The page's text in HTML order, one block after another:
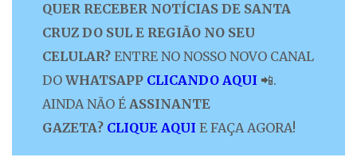
QUER RECEBER NOTÍCIAS DE SANTA
CRUZ DO SUL E REGIÃO NO SEU
CELULAR? ENTRE NO NOSSO NOVO CANAL
DO WHATSAPP CLICANDO AQUI 📲.
AINDA NÃO É ASSINANTE
GAZETA? CLIQUE AQUI E FAÇA AGORA!